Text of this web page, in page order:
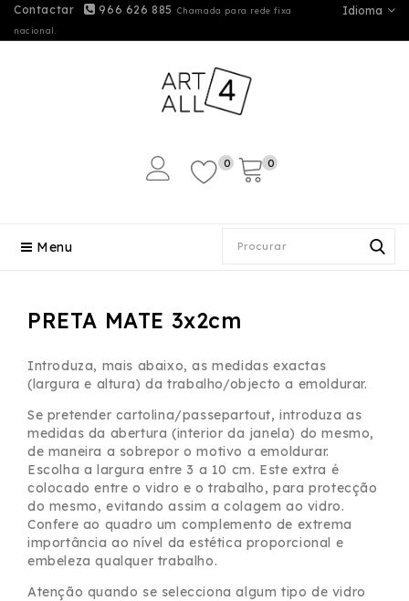
Idioma
Contactar 966 626 885
Chamada para rede fixa
nacional.
0 0
Menu
PRETA MATE 3x2cm
Introduza, mais abaixo, as medidas exactas
(largura e altura) da trabalho/objecto a emoldurar.
Se pretender cartolina/passepartout, introduza as
medidas da abertura (interior da janela) do mesmo,
de maneira a sobrepor o motivo a emoldurar.
Escolha a largura entre 3 a 10 cm. Este extra é
colocado entre o vidro e o trabalho, para protecção
do mesmo, evitando assim a colagem ao vidro.
Confere ao quadro um complemento de extrema
importância ao nível da estética proporcional e
embeleza qualquer trabalho.
Atenção quando se selecciona algum tipo de vidro